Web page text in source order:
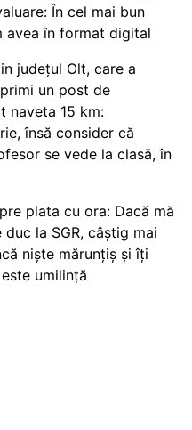
În cel mai bun
avea în format digital
județul Olt, care a
un post de
naveta 15 km:
însă consider că
se vede la clasă, în
plata cu ora: Dacă mă
la SGR, câștig mai
niște mărunțiș și îți
umilință